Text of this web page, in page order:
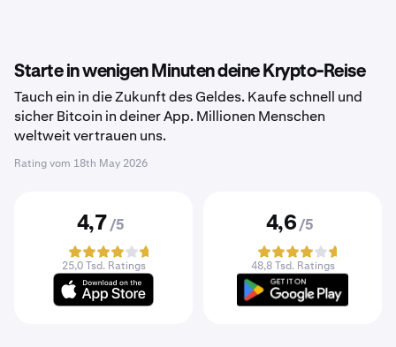
Starte in wenigen Minuten deine Krypto-Reise
Tauch ein in die Zukunft des Geldes. Kaufe schnell und
sicher Bitcoin in deiner App. Millionen Menschen
weltweit vertrauen uns.
Rating vom 18th May 2026
4,7 /5
25,0 Tsd. Ratings
4,6 /5
48,8 Tsd. Ratings